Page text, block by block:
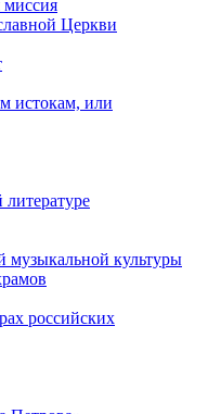
миссия
Церкви
истокам, или
музыкальной культуры
российских